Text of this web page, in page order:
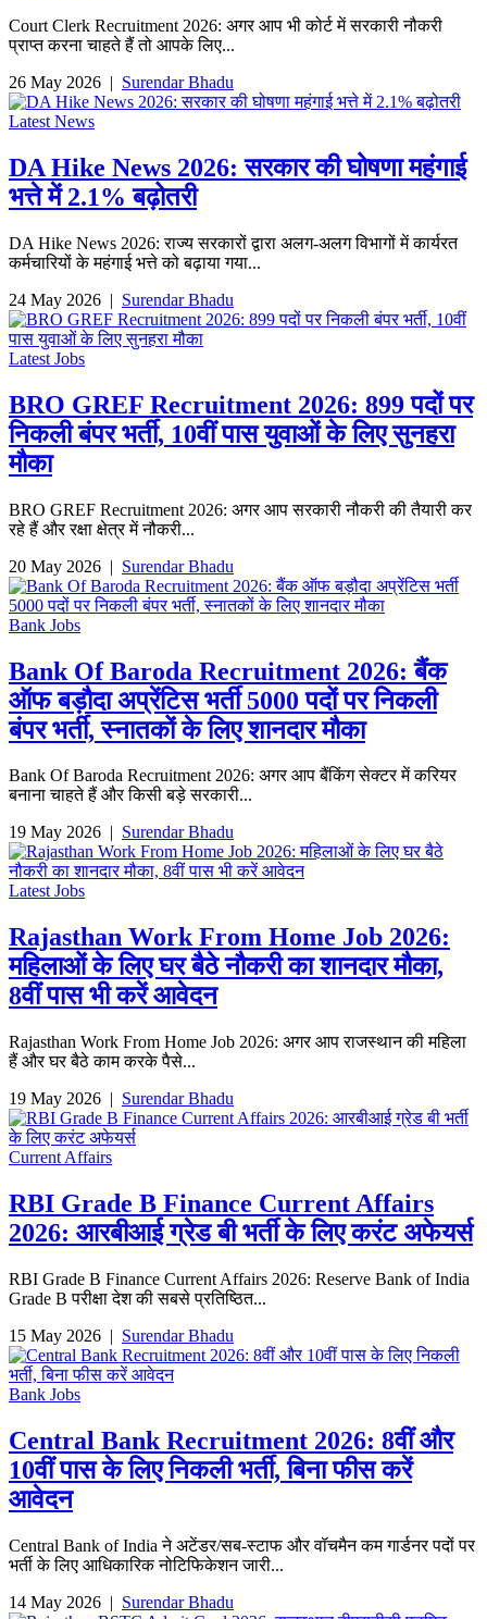
Court Clerk Recruitment 2026: अगर आप भी कोर्ट में सरकारी नौकरी
प्राप्त करना चाहते हैं तो आपके लिए...
26 May 2026 | Surendar Bhadu
Latest News
DA Hike News 2026: सरकार की घोषणा महंगाई
भत्ते में 2.1% बढ़ोतरी
DA Hike News 2026: राज्य सरकारों द्वारा अलग-अलग विभागों में कार्यरत
कर्मचारियों के महंगाई भत्ते को बढ़ाया गया...
24 May 2026 | Surendar Bhadu
Latest Jobs
BRO GREF Recruitment 2026: 899 पदों पर
निकली बंपर भर्ती, 10वीं पास युवाओं के लिए सुनहरा
मौका
BRO GREF Recruitment 2026: अगर आप सरकारी नौकरी की तैयारी कर
रहे हैं और रक्षा क्षेत्र में नौकरी...
20 May 2026 | Surendar Bhadu
Bank Jobs
Bank Of Baroda Recruitment 2026: बैंक
ऑफ बड़ौदा अप्रेंटिस भर्ती 5000 पदों पर निकली
बंपर भर्ती, स्नातकों के लिए शानदार मौका
Bank Of Baroda Recruitment 2026: अगर आप बैंकिंग सेक्टर में करियर
बनाना चाहते हैं और किसी बड़े सरकारी...
19 May 2026
Surendar Bhadu
Latest Jobs
Rajasthan Work From Home Job 2026:
महिलाओं के लिए घर बैठे नौकरी का शानदार मौका,
8वीं पास भी करें आवेदन
Rajasthan Work From Home Job 2026: अगर आप राजस्थान की महिला
हैं और घर बैठे काम करके पैसे...
19 May 2026 | Surendar Bhadu
Current Affairs
RBI Grade B Finance Current Affairs
2026: आरबीआई ग्रेड बी भर्ती के लिए करंट अफेयर्स
RBI Grade B Finance Current Affairs 2026: Reserve Bank of India
Grade B परीक्षा देश की सबसे प्रतिष्ठित...
15 May 2026 | Surendar Bhadu
Bank Jobs
Central Bank Recruitment 2026: 8वीं और
10वीं पास के लिए निकली भर्ती, बिना फीस करें
आवेदन
Central Bank of India ने अटेंडर/सब-स्टाफ और वॉचमैन कम गार्डनर पदों पर
भर्ती के लिए आधिकारिक नोटिफिकेशन जारी...
14 May 2026 | Surendar Bhadu